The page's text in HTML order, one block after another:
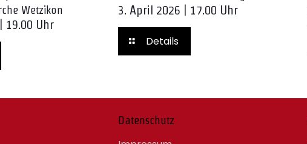
Wetzikon
19.00 Uhr
3. April 2026 | 17.00 Uhr
Details
Datenschutz